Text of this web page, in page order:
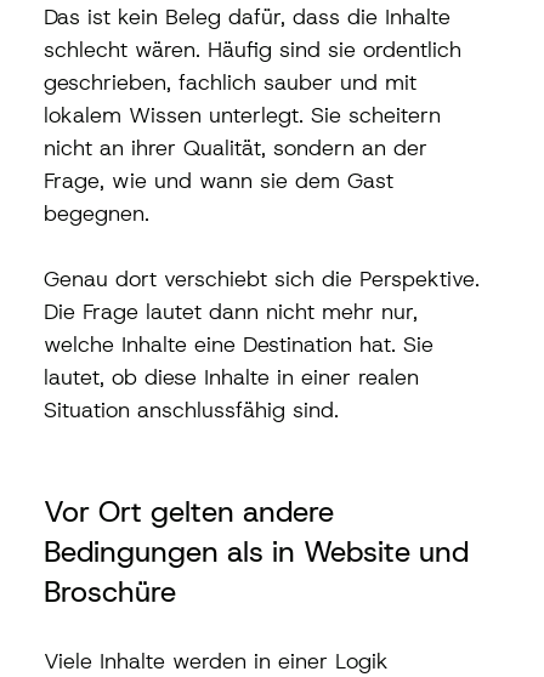
Das ist kein Beleg dafür, dass die Inhalte
schlecht wären. Häufig sind sie ordentlich
geschrieben, fachlich sauber und mit
lokalem Wissen unterlegt. Sie scheitern
nicht an ihrer Qualität, sondern an der
Frage, wie und wann sie dem Gast
begegnen.
Genau dort verschiebt sich die Perspektive.
Die Frage lautet dann nicht mehr nur,
welche Inhalte eine Destination hat. Sie
lautet, ob diese Inhalte in einer realen
Situation anschlussfähig sind.
Vor Ort gelten andere
Bedingungen als in Website und
Broschüre
Viele Inhalte werden in einer Logik